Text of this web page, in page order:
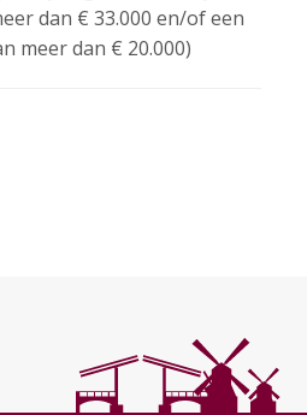
dan € 33.000 en/of een
meer dan € 20.000)